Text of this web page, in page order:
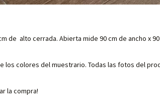
de alto cerrada. Abierta mide 90 cm de ancho x
los colores del muestrario. Todas las fotos del
la compra!